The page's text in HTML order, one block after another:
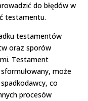
do błędów w
testamentu.
testamentów
oraz sporów
Testament
może
co
procesów